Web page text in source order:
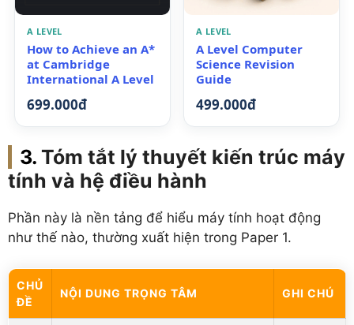
A LEVEL
How to Achieve an A*
at Cambridge
International A Level
699.000đ
A LEVEL
A Level Computer
Science Revision
Guide
499.000đ
Tóm tắt lý thuyết kiến trúc máy
tính và hệ điều hành
Phần này là nền tảng để hiểu máy tính hoạt động
như thế nào, thường xuất hiện trong Paper 1.
CHỦ
ĐỀ
NỘI DUNG TRỌNG TÂM GHI CHÚ